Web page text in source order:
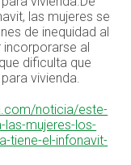
las mujeres se
de inequidad al
al
dificulta que
vivienda.
noticia/este-
las-mujeres-los-
tiene-el-infonavit-